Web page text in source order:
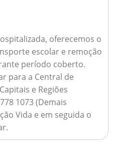
oferecemos o
escolar e remoção
período coberto.
para a Central de
e Regiões
1073 (Demais
Vida e em seguida o